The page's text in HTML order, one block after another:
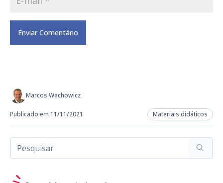
Marcos Wachowicz
Publicado em 11/11/2021 Materiais didáticos